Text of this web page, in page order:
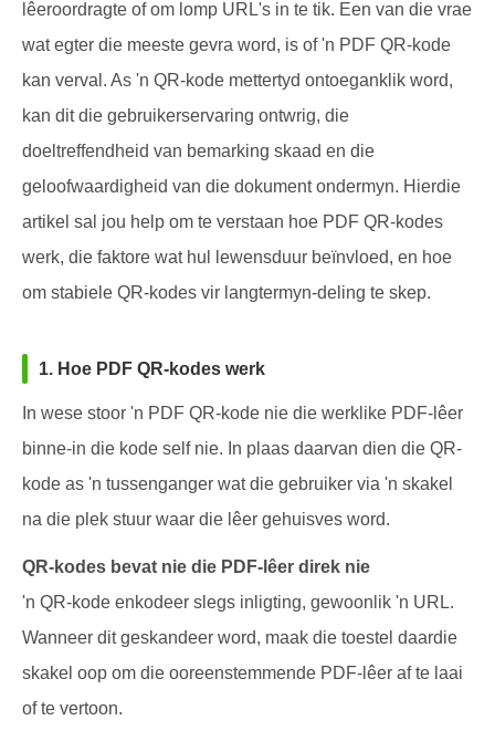
lêeroordragte of om lomp URL's in te tik. Een van die vrae
wat egter die meeste gevra word, is of 'n PDF QR-kode
kan verval. As 'n QR-kode mettertyd ontoeganklik word,
kan dit die gebruikerservaring ontwrig, die
doeltreffendheid van bemarking skaad en die
geloofwaardigheid van die dokument ondermyn. Hierdie
artikel sal jou help om te verstaan hoe PDF QR-kodes
werk, die faktore wat hul lewensduur beïnvloed, en hoe
om stabiele QR-kodes vir langtermyn-deling te skep.
1. Hoe PDF QR-kodes werk
In wese stoor 'n PDF QR-kode nie die werklike PDF-lêer
binne-in die kode self nie. In plaas daarvan dien die QR-
kode as 'n tussenganger wat die gebruiker via 'n skakel
na die plek stuur waar die lêer gehuisves word.
QR-kodes bevat nie die PDF-lêer direk nie
'n QR-kode enkodeer slegs inligting, gewoonlik 'n URL.
Wanneer dit geskandeer word, maak die toestel daardie
skakel oop om die ooreenstemmende PDF-lêer af te laai
of te vertoon.